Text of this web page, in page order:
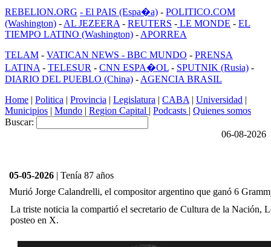
REBELION.ORG - El PAIS (Espa�a) - POLITICO.COM
(Washington) - AL JEZEERA - REUTERS - LE MONDE - EL
TIEMPO LATINO (Washington) - APORREA
TELAM - VATICAN NEWS - BBC MUNDO - PRENSA
LATINA - TELESUR - CNN ESPA�OL - SPUTNIK (Rusia) -
DIARIO DEL PUEBLO (China) - AGENCIA BRASIL
Home | Politica | Provincia | Legislatura | CABA | Universidad |
Municipios | Mundo | Region Capital | Podcasts | Quienes somos
Buscar:
06-08-2026
05-05-2026 | Tenía 87 años
Murió Jorge Calandrelli, el compositor argentino que ganó 6
La triste noticia la compartió el secretario de Cultura de la Nación,
posteo en X.